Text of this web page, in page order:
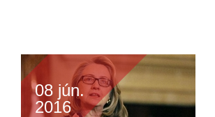
08 jún.
2016